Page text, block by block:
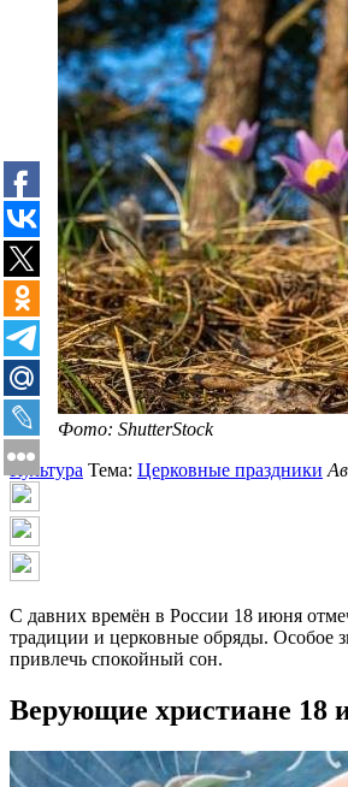
Фото: ShutterStock
Культура Тема: Церковные праздники
С давних времён в России 18 июня
традиции и церковные обряды. Особое
привлечь спокойный сон.
Верующие христиане 18